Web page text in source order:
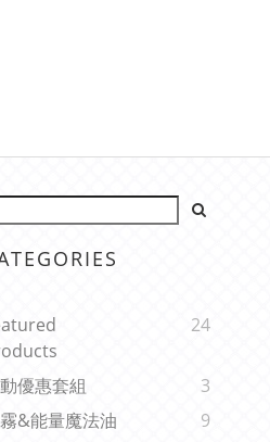
24
優惠套組
3
&能量魔法油
9